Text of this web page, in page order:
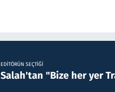
EDITÖRÜN SEÇTIĞI
Salah'tan "Bize her yer